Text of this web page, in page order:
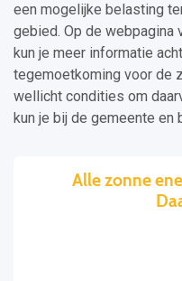
een mogelijke belasting
gebied. Op de webpagina
kun je meer informatie
tegemoetkoming voor de
wellicht condities om
kun je bij de gemeente
Alle zonne